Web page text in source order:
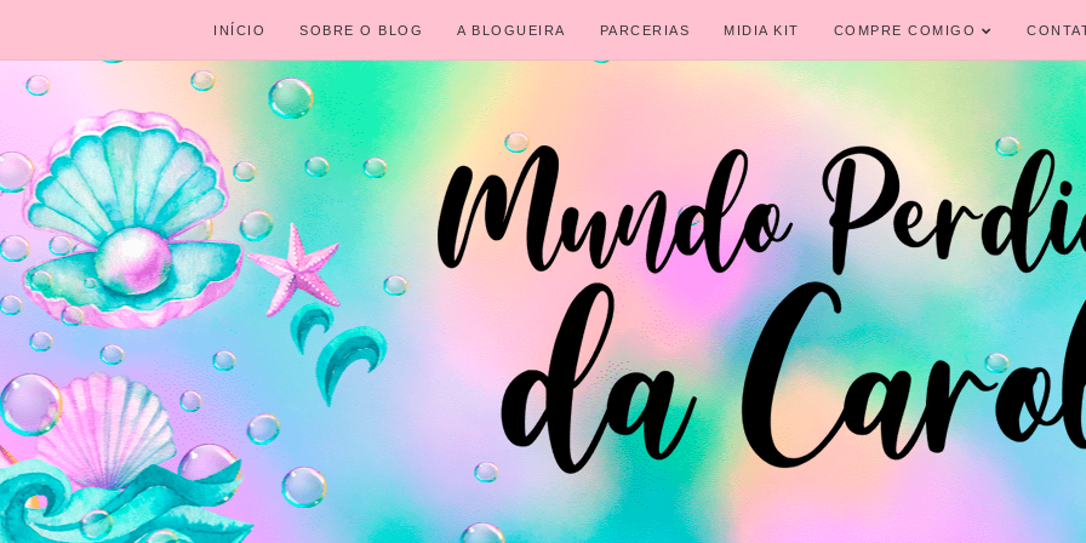
INÍCIO SOBRE O BLOG A BLOGUEIRA PARCERIAS MIDIA KIT COMPRE COMIGO